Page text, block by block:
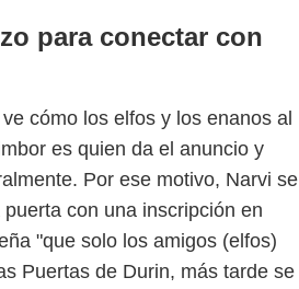
para conectar con
cómo los elfos y los enanos al
es quien da el anuncio y
Por ese motivo, Narvi se
con una inscripción en
"que solo los amigos (elfos)
Puertas de Durin, más tarde se